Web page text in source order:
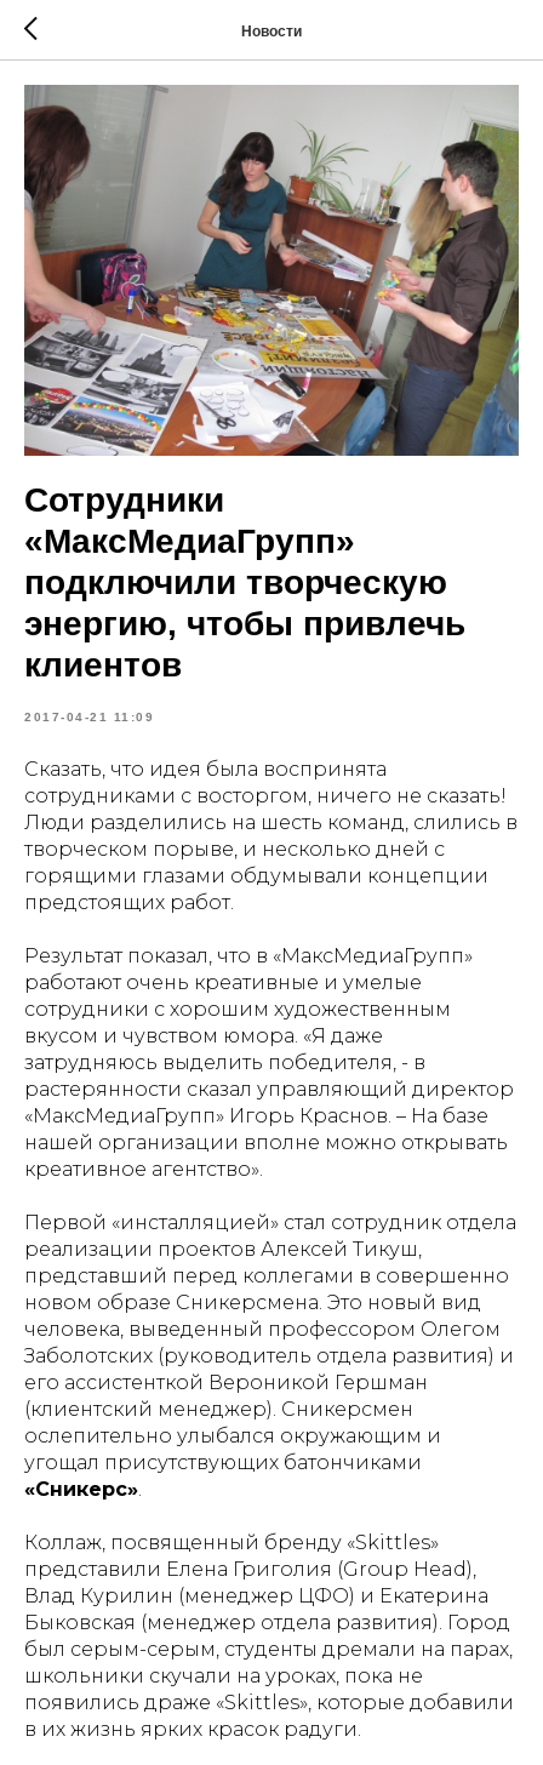
Новости
Сотрудники
«МаксМедиаГрупп»
подключили творческую
энергию, чтобы привлечь
клиентов
2017-04-21 11:09
Сказать, что идея была воспринята
сотрудниками с восторгом, ничего не сказать!
Люди разделились на шесть команд, слились в
творческом порыве, и несколько дней с
горящими глазами обдумывали концепции
предстоящих работ.
Результат показал, что в «МаксМедиаГрупп»
работают очень креативные и умелые
сотрудники с хорошим художественным
вкусом и чувством юмора. «Я даже
затрудняюсь выделить победителя, - в
растерянности сказал управляющий директор
«МаксМедиаГрупп» Игорь Краснов. – На базе
нашей организации вполне можно открывать
креативное агентство».
Первой «инсталляцией» стал сотрудник отдела
реализации проектов Алексей Тикуш,
представший перед коллегами в совершенно
новом образе Сникерсмена. Это новый вид
человека, выведенный профессором Олегом
Заболотских (руководитель отдела развития) и
его ассистенткой Вероникой Гершман
(клиентский менеджер). Сникерсмен
ослепительно улыбался окружающим и
угощал присутствующих батончиками
«Сникерс»
Коллаж, посвященный бренду «Skittles»
представили Елена Григолия (Group Head),
Влад Курилин (менеджер ЦФО) и Екатерина
Быковская (менеджер отдела развития). Город
был серым-серым, студенты дремали на парах,
школьники скучали на уроках, пока не
появились драже «Skittles», которые добавили
в их жизнь ярких красок радуги.